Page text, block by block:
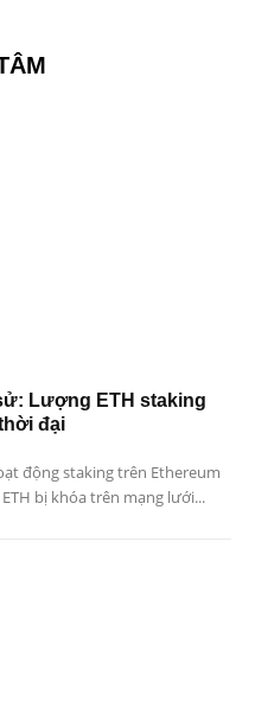
Lượng ETH staking
đại
động staking trên Ethereum
bị khóa trên mạng lưới...